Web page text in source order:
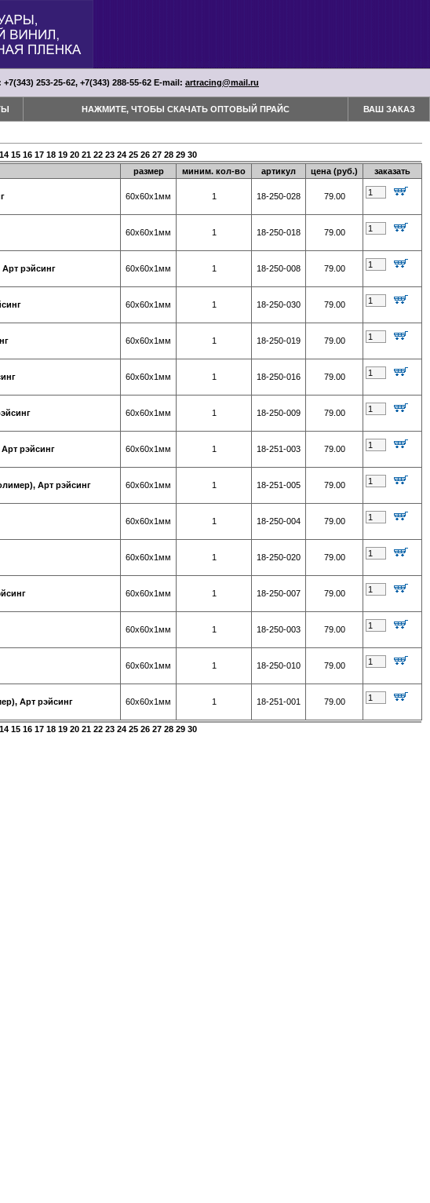
253-25-62, +7(343) 288-55-62 Е-mail: artracing@mail.ru
НАЖМИТЕ, ЧТОБЫ СКАЧАТЬ ОПТОВЫЙ ПРАЙС ВАШ ЗАКАЗ
14 15 16 17 18 19 20 21 22 23 24 25 26 27 28 29 30
размер миним. кол-во артикул цена (руб.) заказать
60х60х1мм 1 18-250-028 79.00
60х60х1мм 1 18-250-018 79.00
рэйсинг 60х60х1мм 1 18-250-008 79.00
60х60х1мм 1 18-250-030 79.00
60х60х1мм 1 18-250-019 79.00
60х60х1мм 1 18-250-016 79.00
60х60х1мм 1 18-250-009 79.00
рэйсинг 60х60х1мм 1 18-251-003 79.00
Арт рэйсинг 60х60х1мм 1 18-251-005 79.00
60х60х1мм 1 18-250-004 79.00
60х60х1мм 1 18-250-020 79.00
60х60х1мм 1 18-250-007 79.00
60х60х1мм 1 18-250-003 79.00
60х60х1мм 1 18-250-010 79.00
Арт рэйсинг 60х60х1мм 1 18-251-001 79.00
14 15 16 17 18 19 20 21 22 23 24 25 26 27 28 29 30